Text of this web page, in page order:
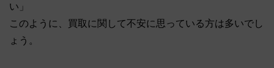
い」
このように、買取に関して不安に思っている方は多いでし
ょう。